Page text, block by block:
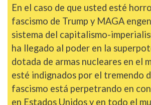
En el caso de que usted esté
fascismo de Trump y MAGA
sistema del capitalismo-
ha llegado al poder en la
dotada de armas nucleares en el
esté indignados por el tremendo
fascismo está perpetrando en
en Estados Unidos y en todo el